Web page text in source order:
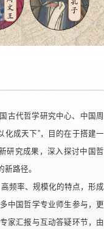
古代哲学研究中心、中国周
成天下”，目的在于搭建一
研究成果，深入探讨中国哲
路径。
频率、规模化的特点，形成
中国哲学专业师生参与，更
家汇报与互动答疑环节，由